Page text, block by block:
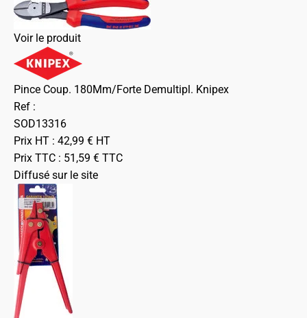
Voir le produit
Pince Coup. 180Mm/Forte Demultipl. Knipex
Ref :
SOD13316
Prix HT : 42,99 € HT
Prix TTC : 51,59 € TTC
Diffusé sur le site